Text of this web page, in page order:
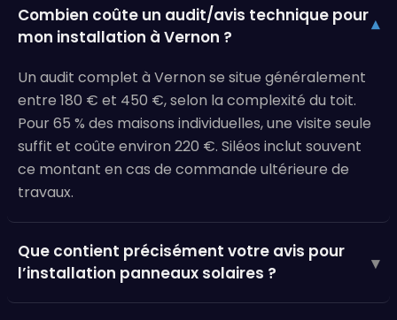
Combien coûte un audit/avis technique pour
mon installation à Vernon ?
▾
Un audit complet à Vernon se situe généralement
entre 180 € et 450 €, selon la complexité du toit.
Pour 65 % des maisons individuelles, une visite seule
suffit et coûte environ 220 €. Siléos inclut souvent
ce montant en cas de commande ultérieure de
travaux.
Que contient précisément votre avis pour
l’installation panneaux solaires ?
▾